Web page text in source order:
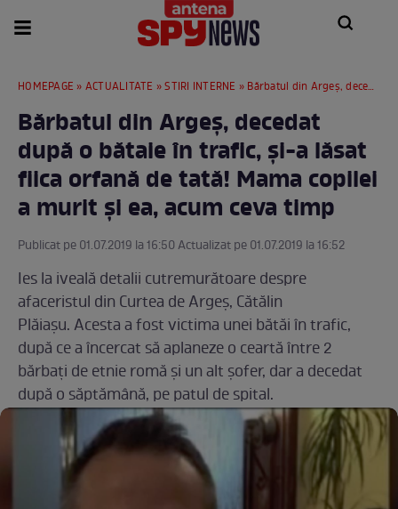
HOMEPAGE » ACTUALITATE »STIRI INTERNE » Bărbatul din Argeș, decedat după o bătaie în trafic, și-a lăsat fiica orfană de tată! Mama copilei a murit și ea, acum ceva timp
Bărbatul din Argeș, decedat
după o bătaie în trafic, și-a lăsat
fiica orfană de tată! Mama copilei
a murit și ea, acum ceva timp
Publicat pe 01.07.2019 la 16:50 Actualizat pe 01.07.2019 la 16:52
Ies la iveală detalii cutremurătoare despre
afaceristul din Curtea de Argeș, Cătălin
Plăiașu. Acesta a fost victima unei bătăi în trafic,
după ce a încercat să aplaneze o ceartă între 2
bărbați de etnie romă și un alt șofer, dar a decedat
după o săptămână, pe patul de spital.